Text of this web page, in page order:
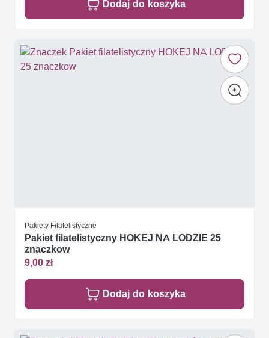
Dodaj do koszyka
Pakiety Filatelistyczne
Pakiet filatelistyczny HOKEJ NA LODZIE 25
znaczkow
9,00 zł
Dodaj do koszyka